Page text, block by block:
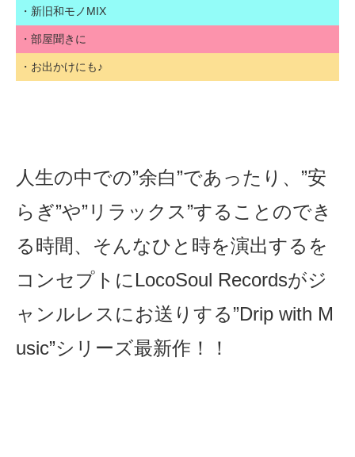
・新旧和モノMIX
・部屋聞きに
・お出かけにも♪
人生の中での”余白”であったり、”安
らぎ”や”リラックス”することのでき
る時間、そんなひと時を演出するを
コンセプトにLocoSoul Recordsがジ
ャンルレスにお送りする”Drip with M
usic”シリーズ最新作！！